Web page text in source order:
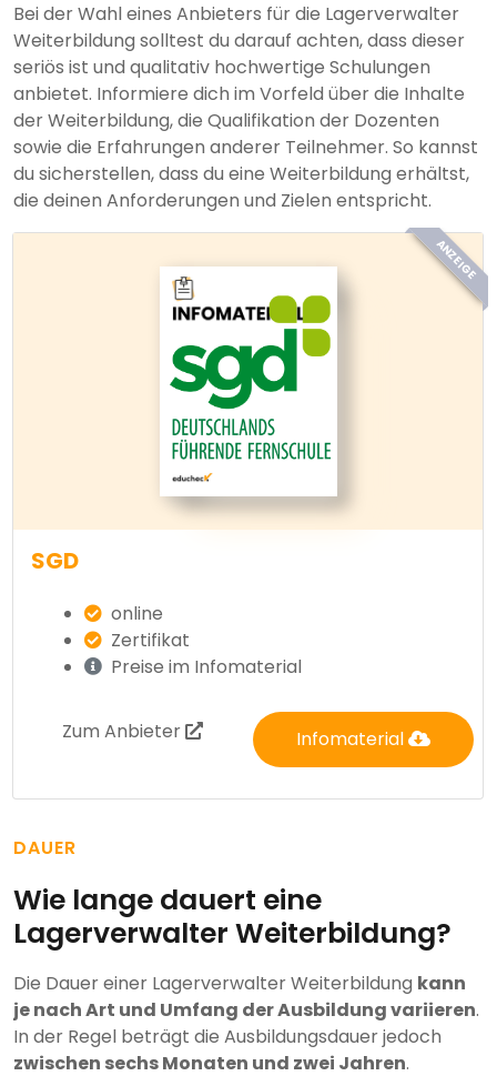
Bei der Wahl eines Anbieters für die Lagerverwalter
Weiterbildung solltest du darauf achten, dass dieser
seriös ist und qualitativ hochwertige Schulungen
anbietet. Informiere dich im Vorfeld über die Inhalte
der Weiterbildung, die Qualifikation der Dozenten
sowie die Erfahrungen anderer Teilnehmer. So kannst
du sicherstellen, dass du eine Weiterbildung erhältst,
die deinen Anforderungen und Zielen entspricht.
ANZEIGE
SGD
online
Zertifikat
Preise im Infomaterial
Zum Anbieter Infomaterial
DAUER
Wie lange dauert eine
Lagerverwalter Weiterbildung?
Die Dauer einer Lagerverwalter Weiterbildung kann
je nach Art und Umfang der Ausbildung variieren.
In der Regel beträgt die Ausbildungsdauer jedoch
zwischen sechs Monaten und zwei Jahren.